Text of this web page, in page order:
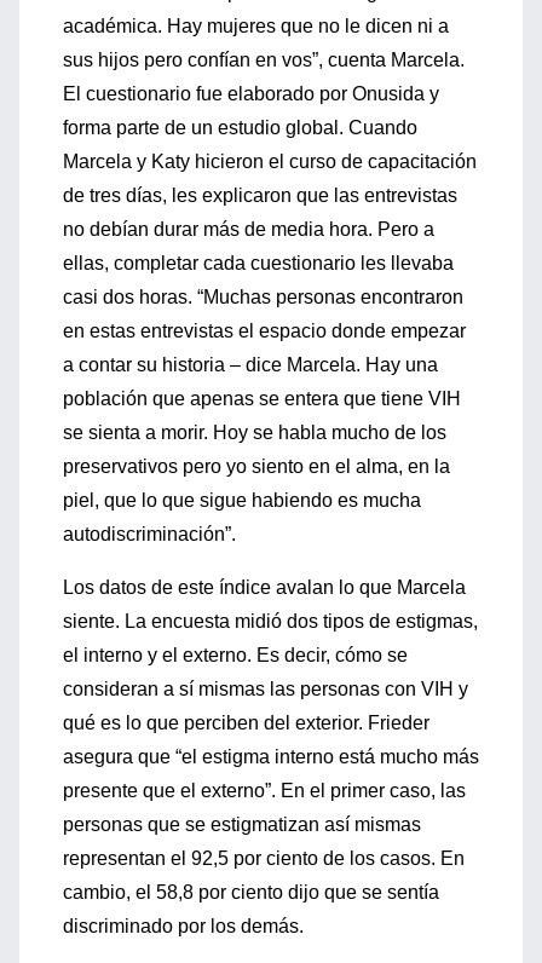
académica. Hay mujeres que no le dicen ni a
sus hijos pero confían en vos”, cuenta Marcela.
El cuestionario fue elaborado por Onusida y
forma parte de un estudio global. Cuando
Marcela y Katy hicieron el curso de capacitación
de tres días, les explicaron que las entrevistas
no debían durar más de media hora. Pero a
ellas, completar cada cuestionario les llevaba
casi dos horas. “Muchas personas encontraron
en estas entrevistas el espacio donde empezar
a contar su historia – dice Marcela. Hay una
población que apenas se entera que tiene VIH
se sienta a morir. Hoy se habla mucho de los
preservativos pero yo siento en el alma, en la
piel, que lo que sigue habiendo es mucha
autodiscriminación”.
Los datos de este índice avalan lo que Marcela
siente. La encuesta midió dos tipos de estigmas,
el interno y el externo. Es decir, cómo se
consideran a sí mismas las personas con VIH y
qué es lo que perciben del exterior. Frieder
asegura que “el estigma interno está mucho más
presente que el externo”. En el primer caso, las
personas que se estigmatizan así mismas
representan el 92,5 por ciento de los casos. En
cambio, el 58,8 por ciento dijo que se sentía
discriminado por los demás.